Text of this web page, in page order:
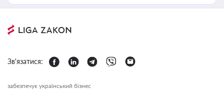
Зв'язатися:
забезпечує український бізнес